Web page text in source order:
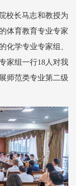
校长马志和教授为
体育教育专业专家
化学专业专家组、
家组一行18人对我
师范类专业第二级